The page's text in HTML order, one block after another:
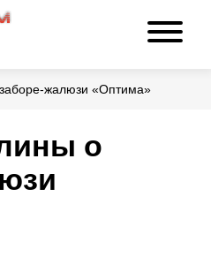
жалюзи «Оптима»
о